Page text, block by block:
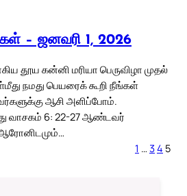
– ஜனவரி 1, 2026
கன்னி மரியா பெருவிழா முதல்
நமது பெயரைக் கூறி நீங்கள்
ஆசி அளிப்போம்.
வாசகம் 6: 22-27 ஆண்டவர்
ஆரோனிடமும்…
1 … 34 5